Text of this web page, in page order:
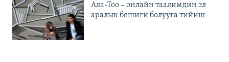
Ала-Тоо – онлайн таалимдин эл
аралык бешиги болууга тийиш